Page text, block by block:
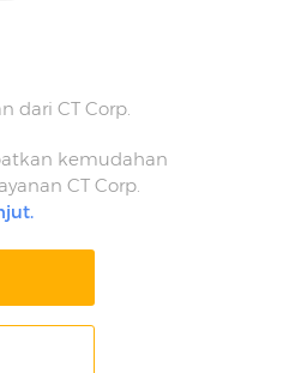
dari CT Corp.
kemudahan
CT Corp.